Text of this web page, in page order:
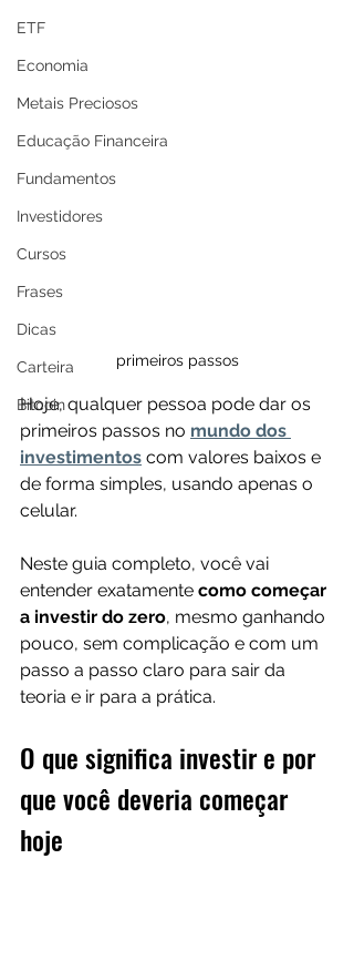
ETF
Economia
Metais Preciosos
Educação Financeira
Fundamentos
Investidores
Cursos
Frases
Dicas
Carteira
Bitcoin
primeiros passos
Hoje, qualquer pessoa pode dar os
primeiros passos no mundo dos
investimentos com valores baixos e
de forma simples, usando apenas o
celular.
Neste guia completo, você vai
entender exatamente como começar
a investir do zero, mesmo ganhando
pouco, sem complicação e com um
passo a passo claro para sair da
teoria e ir para a prática.
O que significa investir e por
que você deveria começar
hoje